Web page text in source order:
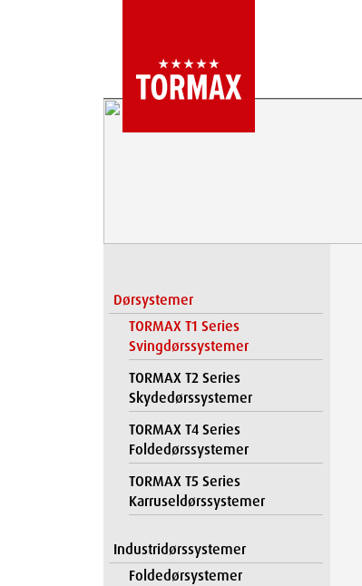
Dørsystemer
TORMAX T1 Series
Svingdørssystemer
TORMAX T2 Series
Skydedørssystemer
TORMAX T4 Series
Foldedørssystemer
TORMAX T5 Series
Karruseldørssystemer
Industridørssystemer
Foldedørsystemer